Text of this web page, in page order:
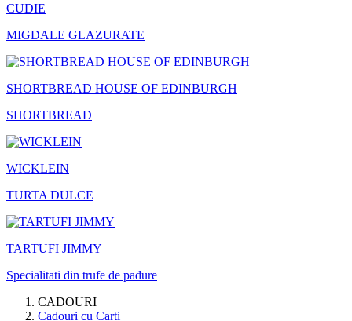
CUDIE
MIGDALE GLAZURATE
SHORTBREAD HOUSE OF EDINBURGH
SHORTBREAD
WICKLEIN
TURTA DULCE
TARTUFI JIMMY
Specialitati din trufe de padure
CADOURI
Cadouri cu Carti